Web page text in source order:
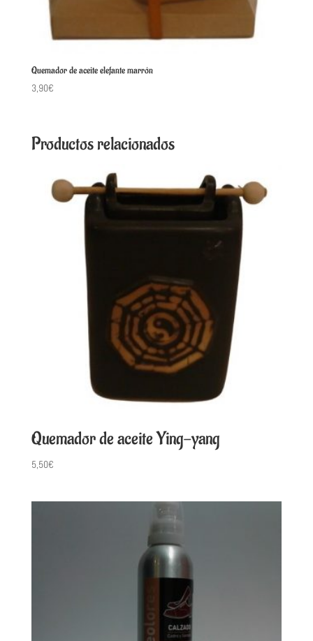
Quemador de aceite elefante marrón
3,90€
Productos relacionados
Quemador de aceite Ying-yang
5,50€